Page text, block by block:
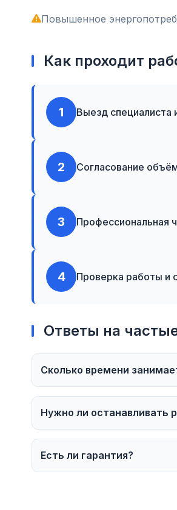
Повышенное
Как проходит
1 Выезд специалиста
2 Согласование
3 Профессиональная
4 Проверка работы и
Ответы на
Сколько времени
Нужно ли останавливать
Есть ли гарантия?